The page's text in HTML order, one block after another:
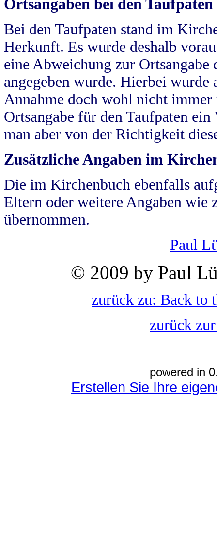
Ortsangaben bei den Taufpaten
Bei den Taufpaten stand im
Herkunft. Es wurde deshalb
eine Abweichung zur
angegeben wurde. Hierbei wurde
Annahme doch wohl nicht
Ortsangabe für den Taufpaten
man aber von der Richtigkeit
Zusätzliche Angaben im
Die im Kirchenbuch ebenfalls
Eltern oder weitere Angaben wie
übernommen.
Paul
© 2009 by Paul
zurück zu: Back to
zurück
powered in
Erstellen Sie Ihre